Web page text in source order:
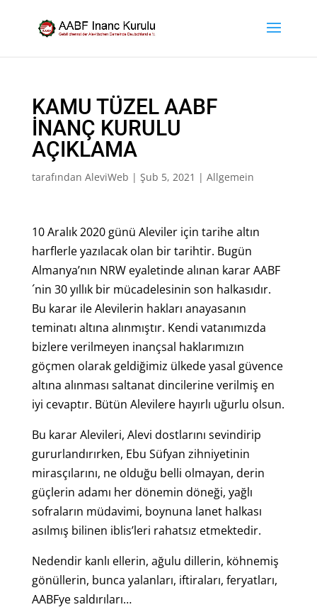
KAMU TÜZEL AABF
İNANÇ KURULU
AÇIKLAMA
tarafından AleviWeb | Şub 5, 2021 | Allgemein
10 Aralık 2020 günü Aleviler için tarihe altın
harflerle yazılacak olan bir tarihtir. Bugün
Almanya’nın NRW eyaletinde alınan karar AABF
´nin 30 yıllık bir mücadelesinin son halkasıdır.
Bu karar ile Alevilerin hakları anayasanın
teminatı altına alınmıştır. Kendi vatanımızda
bizlere verilmeyen inançsal haklarımızın
göçmen olarak geldiğimiz ülkede yasal güvence
altına alınması saltanat dincilerine verilmiş en
iyi cevaptır. Bütün Alevilere hayırlı uğurlu olsun.
Bu karar Alevileri, Alevi dostlarını sevindirip
gururlandırırken, Ebu Süfyan zihniyetinin
mirasçılarını, ne olduğu belli olmayan, derin
güçlerin adamı her dönemin döneği, yağlı
sofraların müdavimi, boynuna lanet halkası
asılmış bilinen iblis’leri rahatsız etmektedir.
Nedendir kanlı ellerin, ağulu dillerin, köhnemiş
gönüllerin, bunca yalanları, iftiraları, feryatları,
AABFye saldırıları…